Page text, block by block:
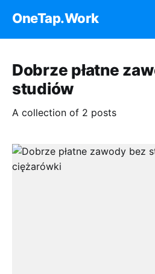
OneTap.Work
Dobrze płatne
studiów
A collection of 2 posts